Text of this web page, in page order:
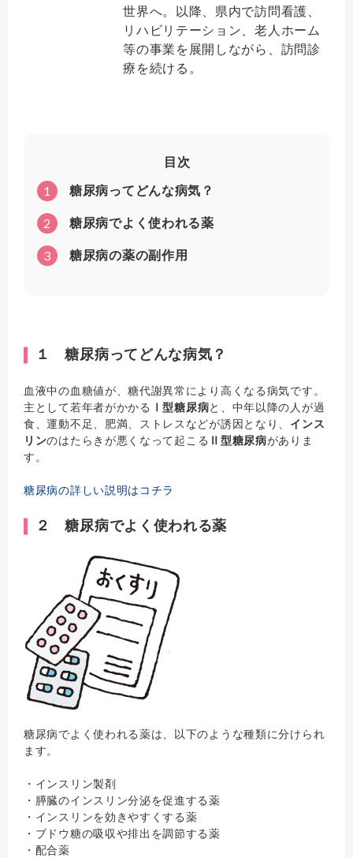
世界へ。以降、県内で訪問看護、
リハビリテーション、老人ホーム
等の事業を展開しながら、訪問診
療を続ける。
目次
1 糖尿病ってどんな病気？
2 糖尿病でよく使われる薬
3 糖尿病の薬の副作用
１ 糖尿病ってどんな病気？
血液中の血糖値が、糖代謝異常により高くなる病気です。
主として若年者がかかる Ⅰ型糖尿病と、中年以降の人が過
食、運動不足、肥満、ストレスなどが誘因となり、 インス
リンのはたらきが悪くなって起こる Ⅱ型糖尿病がありま
す。
糖尿病の詳しい説明はコチラ
２ 糖尿病でよく使われる薬
糖尿病でよく使われる薬は、以下のような種類に分けられ
ます。
・インスリン製剤
・膵臓のインスリン分泌を促進する薬
・インスリンを効きやすくする薬
・ブドウ糖の吸収や排出を調節する薬
・配合薬